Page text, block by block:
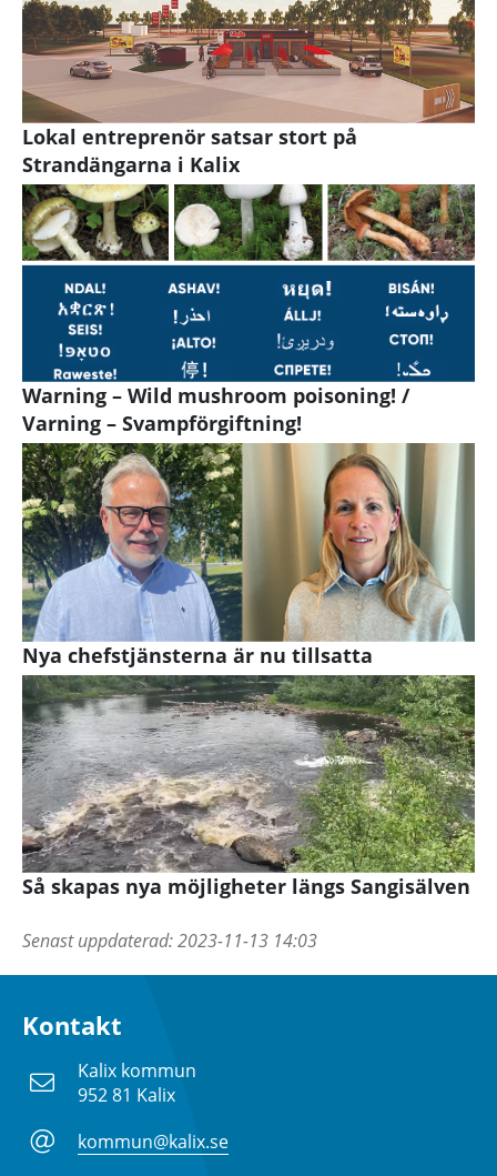
Lokal entreprenör satsar stort på
Strandängarna i Kalix
Warning – Wild mushroom poisoning! /
Varning – Svampförgiftning!
Nya chefstjänsterna är nu tillsatta
Så skapas nya möjligheter längs Sangisälven
Senast uppdaterad:2023-11-13 14:03
Kontakt
Kalix kommun
952 81 Kalix
kommun@kalix.se